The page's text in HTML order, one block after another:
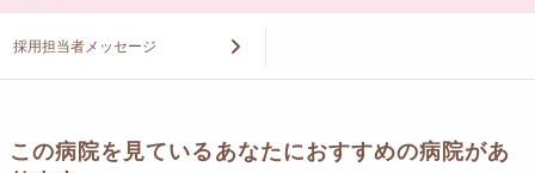
採用担当者メッセージ
この病院を見ているあなたにおすすめの病院があ